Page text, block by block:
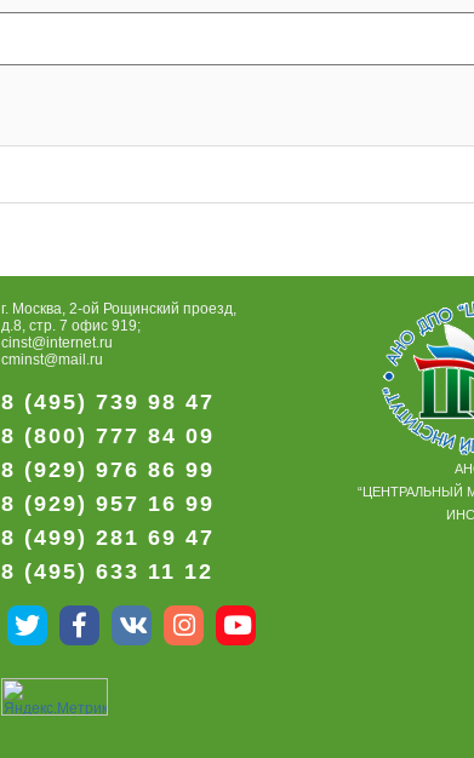
г. Москва, 2-ой Рощинский проезд,
д.8, стр. 7 офис 919;
cinst@internet.ru
cminst@mail.ru
8 (495) 739 98 47
8 (800) 777 84 09
8 (929) 976 86 99
8 (929) 957 16 99
8 (499) 281 69 47
8 (495) 633 11 12
“ЦЕНТРАЛЬНЫЙ